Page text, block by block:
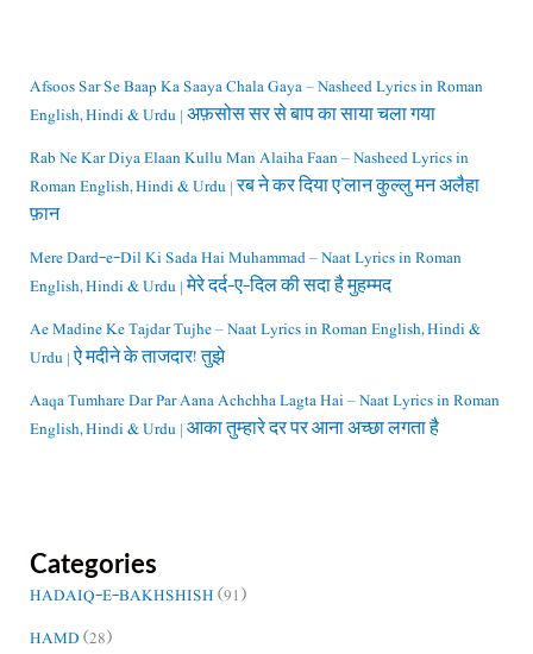
Afsoos Sar Se Baap Ka Saaya Chala Gaya – Nasheed Lyrics in Roman
English, Hindi & Urdu | अफ़सोस सर से बाप का साया चला गया
Rab Ne Kar Diya Elaan Kullu Man Alaiha Faan – Nasheed Lyrics in
Roman English, Hindi & Urdu | रब ने कर दिया ए’लान कुल्लु मन अलैहा
फ़ान
Mere Dard-e-Dil Ki Sada Hai Muhammad – Naat Lyrics in Roman
English, Hindi & Urdu | मेरे दर्द-ए-दिल की सदा है मुहम्मद
Ae Madine Ke Tajdar Tujhe – Naat Lyrics in Roman English, Hindi &
Urdu | ऐ मदीने के ताजदार! तुझे
Aaqa Tumhare Dar Par Aana Achchha Lagta Hai – Naat Lyrics in Roman
English, Hindi & Urdu | आका तुम्हारे दर पर आना अच्छा लगता है
Categories
HADAIQ-E-BAKHSHISH(91)
HAMD(28)